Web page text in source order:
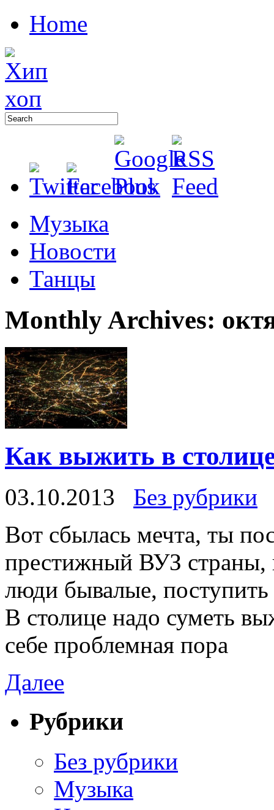
Home
Музыка
Новости
Танцы
Monthly Archives:
Как выжить в
03.10.2013
Без рубрики
Вот сбылась мечта, ты
престижный ВУЗ страны,
люди бывалые,
В столице надо суметь
себе проблемная пора
Далее
Рубрики
Без рубрики
Музыка